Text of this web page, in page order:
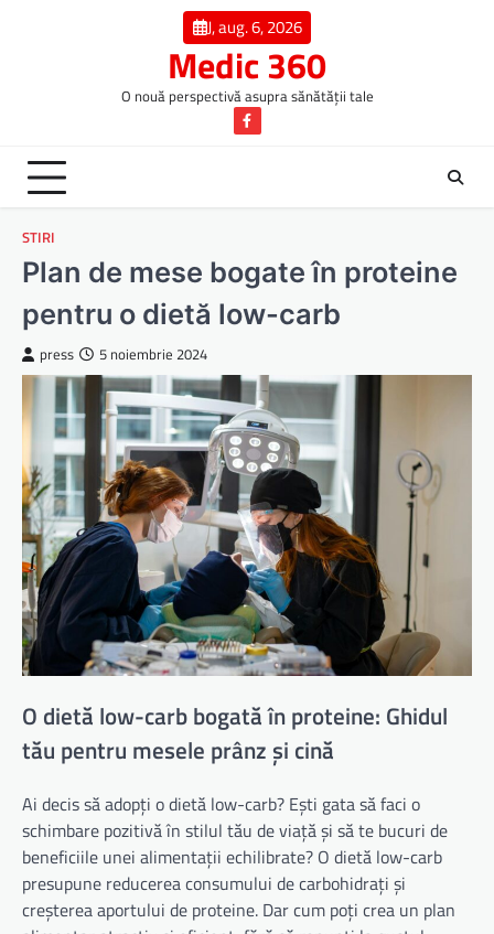
J, aug. 6, 2026
Medic 360
O nouă perspectivă asupra sănătății tale
Facebook
STIRI
Plan de mese bogate în proteine
pentru o dietă low-carb
press 5 noiembrie 2024
O dietă low-carb bogată în proteine: Ghidul
tău pentru mesele prânz și cină
Ai decis să adopți o dietă low-carb? Ești gata să faci o
schimbare pozitivă în stilul tău de viață și să te bucuri de
beneficiile unei alimentații echilibrate? O dietă low-carb
presupune reducerea consumului de carbohidrați și
creșterea aportului de proteine. Dar cum poți crea un plan